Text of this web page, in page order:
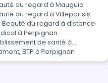
du regard à Mauguio
du regard à Villeparisis
Beauté du regard à distance
à Perpignan
de santé à
BTP à Perpignan